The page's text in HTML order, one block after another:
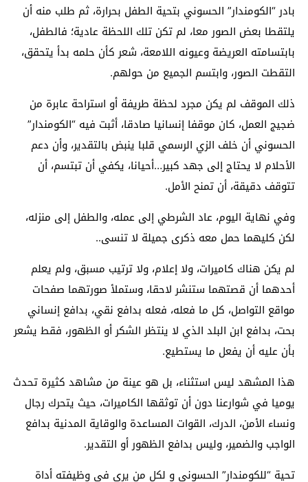
بادر “الكومندار” الحسوني بتحية الطفل بحرارة، ثم طلب منه أن
يلتقطا بعض الصور معا، لم تكن تلك اللحظة عادية؛ فالطفل،
بابتسامته العريضة وعيونه اللامعة، شعر كأن حلمه بدأ يتحقق،
التقطت الصور، وابتسم الجميع من حولهم.
ذلك الموقف لم يكن مجرد لحظة طريفة أو استراحة عابرة من
ضجيج العمل، كان موقفا إنسانيا صادقا، أثبت فيه “الكومندار”
الحسوني أن خلف الزي الرسمي قلبا ينبض بالتقدير، وأن دعم
الأحلام لا يحتاج إلى جهد كبير…أحيانا، يكفي أن تبتسم، أن
تتوقف دقيقة، أن تمنح الأمل.
وفي نهاية اليوم، عاد الشرطي إلى عمله، والطفل إلى منزله،
لكن كليهما حمل معه ذكرى جميلة لا تنسى..
لم يكن هناك كاميرات، ولا إعلام، ولا ترتيب مسبق، ولم يعلم
أحدهما أن قصتهما ستنشر لاحقا، وستملأ صورتهما صفحات
مواقع التواصل، كل ما فعله، فعله بدافع نقي، بدافع إنساني
بحت، بدافع ابن البلد الذي لا ينتظر الشكر أو الظهور، فقط يشعر
بأن عليه أن يفعل ما يستطيع.
هذا المشهد ليس استثناء، بل هو عينة من مشاهد كثيرة تحدث
يوميا في شوارعنا دون أن توثقها الكاميرات، حيث يتحرك رجال
ونساء الأمن، الدرك، القوات المساعدة والوقاية المدنية بدافع
الواجب والضمير، وليس بدافع الظهور أو التقدير.
تحية “للكومندار” الحسوني و لكل من يرى في وظيفته أداة